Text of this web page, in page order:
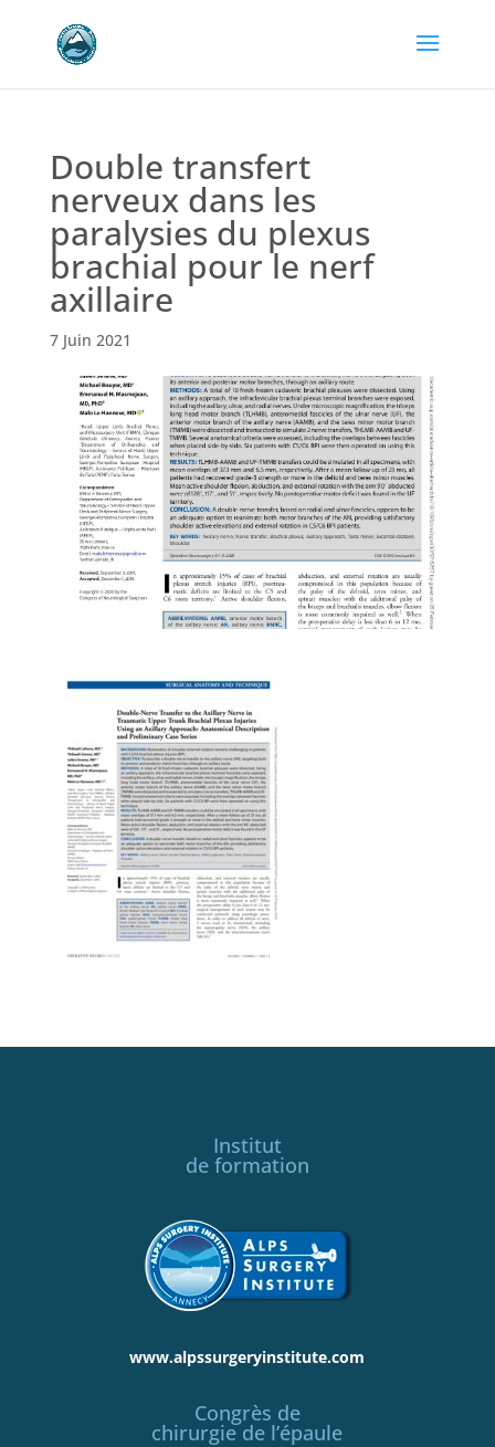
Double transfert
nerveux dans les
paralysies du plexus
brachial pour le nerf
axillaire
7 Juin 2021
Institut
de formation
www.alpssurgeryinstitute.com
Congrès de
chirurgie de l’épaule